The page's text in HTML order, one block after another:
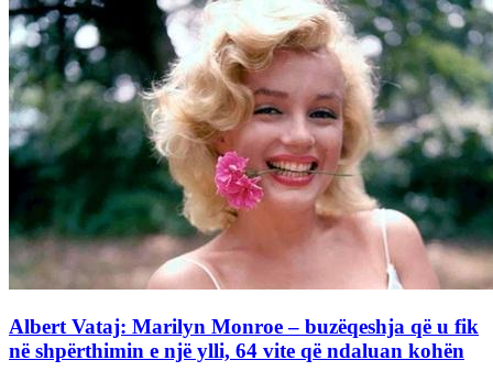
Albert Vataj: Marilyn Monroe – buzëqeshja që u fik
në shpërthimin e një ylli, 64 vite që ndaluan kohën